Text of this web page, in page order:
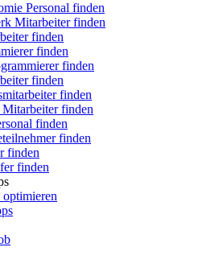
Personal finden
Mitarbeiter finden
finden
finden
finden
finden
finden
finden
finden
finden
finden
finden